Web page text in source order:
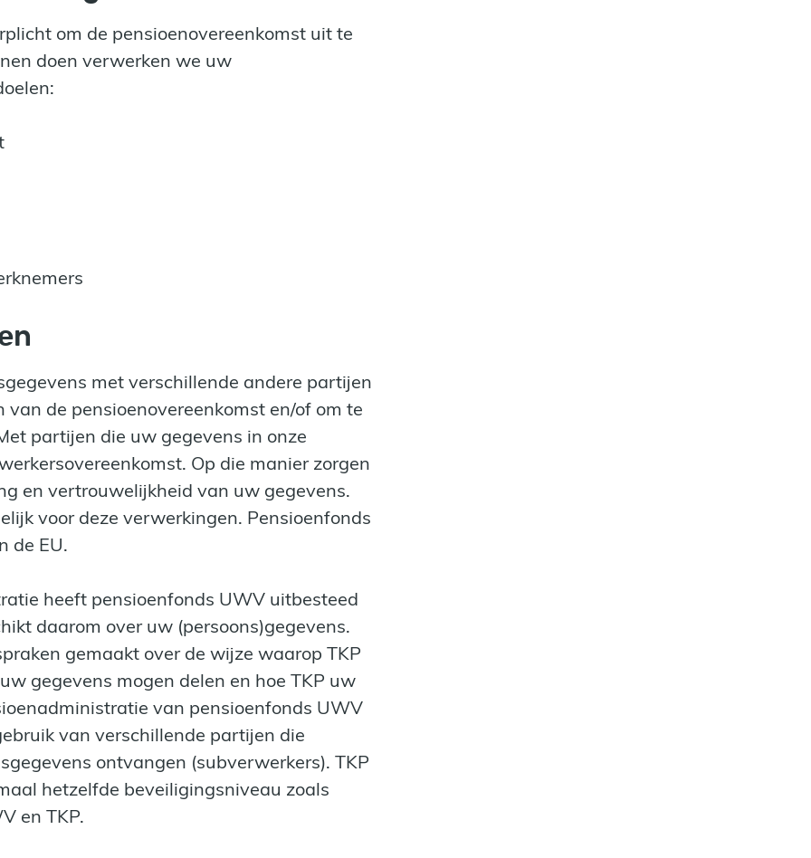
om de pensioenovereenkomst uit te
doen verwerken we uw
met verschillende andere partijen
de pensioenovereenkomst en/of om te
partijen die uw gegevens in onze
Op die manier zorgen
en vertrouwelijkheid van uw gegevens.
voor deze verwerkingen. Pensioenfonds
de EU.
heeft pensioenfonds UWV uitbesteed
daarom over uw (persoons)gegevens.
gemaakt over de wijze waarop TKP
gegevens mogen delen en hoe TKP uw
van pensioenfonds UWV
van verschillende partijen die
ontvangen (subverwerkers). TKP
hetzelfde beveiligingsniveau zoals
en TKP.